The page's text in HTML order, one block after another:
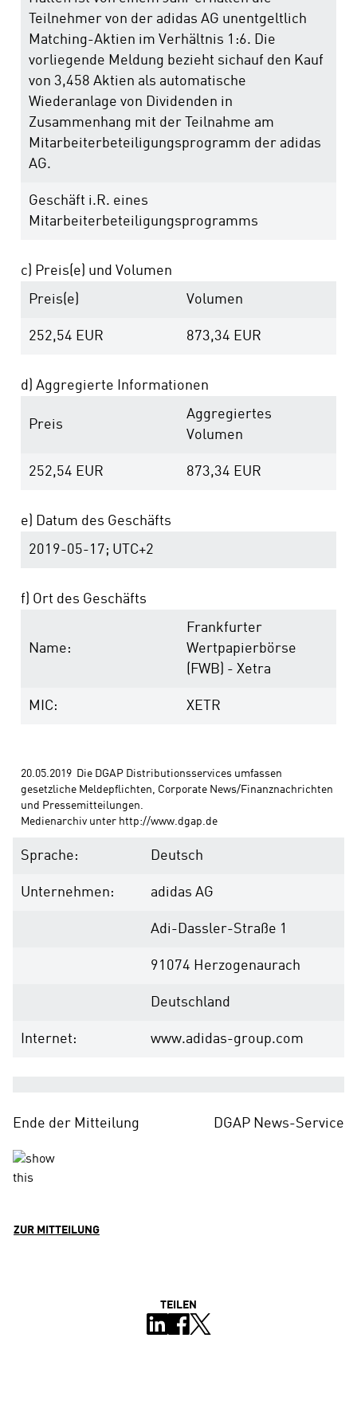
Teilnehmer von der adidas AG unentgeltlich
Matching-Aktien im Verhältnis 1:6. Die
vorliegende Meldung bezieht sichauf den Kauf
von 3,458 Aktien als automatische
Wiederanlage von Dividenden in
Zusammenhang mit der Teilnahme am
Mitarbeiterbeteiligungsprogramm der adidas
AG.
Geschäft i.R. eines
Mitarbeiterbeteiligungsprogramms
c) Preis(e) und Volumen
Preis(e)
Volumen
252,54 EUR 873,34 EUR
d) Aggregierte Informationen
Preis
Aggregiertes
Volumen
252,54 EUR 873,34 EUR
e) Datum des Geschäfts
2019-05-17; UTC+2
f) Ort des Geschäfts
Name:
Frankfurter
Wertpapierbörse
(FWB) - Xetra
MIC: XETR
20.05.2019  Die DGAP Distributionsservices umfassen
gesetzliche Meldepflichten, Corporate News/Finanznachrichten
und Pressemitteilungen.
Medienarchiv unter http://www.dgap.de
Sprache: Deutsch
Unternehmen: adidas AG
Adi-Dassler-Straße 1
91074 Herzogenaurach
Deutschland
Internet: www.adidas-group.com
Ende der Mitteilung DGAP News-Service
ZUR MITTEILUNG
TEILEN